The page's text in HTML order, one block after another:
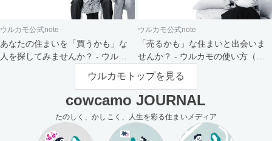
ウルカモ公式note
あなたの住まいを「買うかも」な
人を探してみませんか？ - ウルカ
ウルカモ公式note
「売るかも」な住まいと出会いま
せんか？ - ウルカモの使い方（買
主さま向け）
ウルカモトップを見る
cowcamo JOURNAL
たのしく、かしこく、人生を彩る住まいメディア